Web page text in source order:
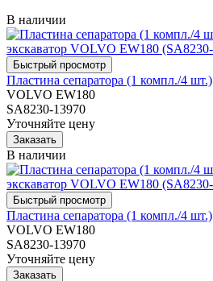
В наличии
Пластина сепаратора (1 компл./4 шт.)
VOLVO EW180
SA8230-13970
Уточняйте цену
В наличии
Пластина сепаратора (1 компл./4 шт.)
VOLVO EW180
SA8230-13970
Уточняйте цену